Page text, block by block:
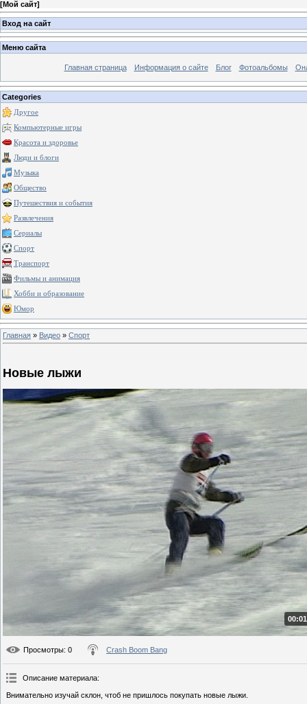
[Мой сайт]
Вход на сайт
Меню сайта
Главная страница Информация о сайте Блог Фотоальбомы
Categories
Другое
Компьютерные игры
Красота и здоровье
Люди и блоги
Музыка
Общество
Путешествия и события
Развлечения
Сериалы
Спорт
Транспорт
Фильмы и анимация
Хобби и образование
Юмор
Главная » Видео » Спорт
Новые лыжи
Просмотры: 0 Crash Boom Bang
Описание материала:
Внимательно изучай склон, чтоб не пришлось покупать новые лыжи.